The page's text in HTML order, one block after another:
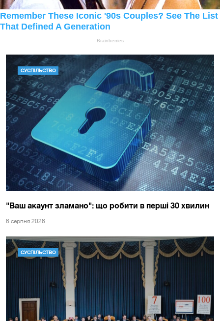
СУСПІЛЬСТВО
"Ваш акаунт зламано": що робити в перші 30 хвилин
6 серпня 2026
СУСПІЛЬСТВО